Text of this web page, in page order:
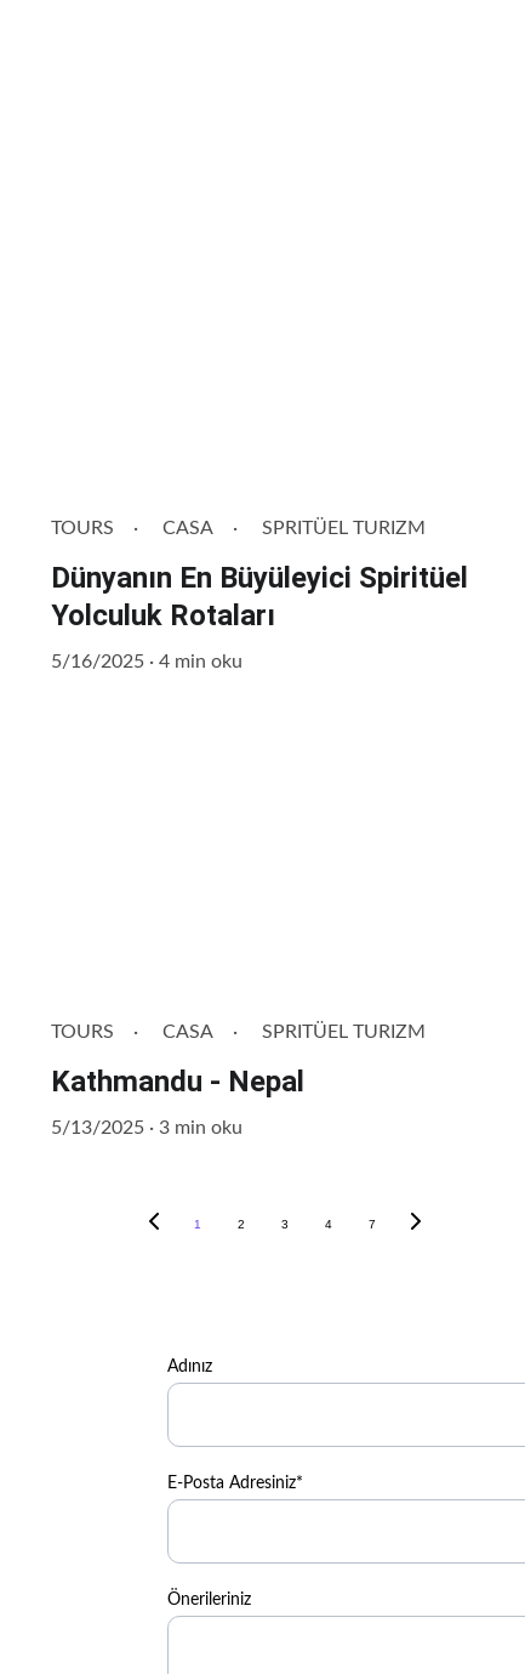
TOURS CASA SPRITÜEL TURIZM
Dünyanın En Büyüleyici Spiritüel
Yolculuk Rotaları
5/16/2025 4 min oku
TOURS CASA SPRITÜEL TURIZM
Kathmandu - Nepal
5/13/2025 3 min oku
1 2 3 4 7
Adınız
E-Posta Adresiniz*
Önerileriniz